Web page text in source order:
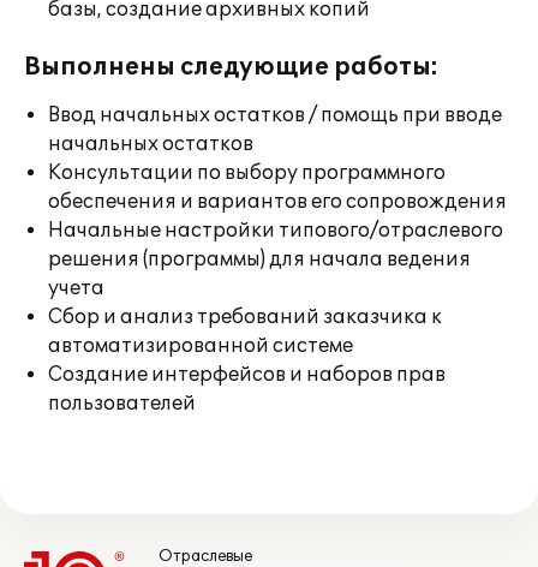
базы, создание архивных копий
Выполнены следующие работы:
Ввод начальных остатков / помощь при вводе
начальных остатков
Консультации по выбору программного
обеспечения и вариантов его сопровождения
Начальные настройки типового/отраслевого
решения (программы) для начала ведения
учета
Сбор и анализ требований заказчика к
автоматизированной системе
Создание интерфейсов и наборов прав
пользователей
Отраслевые